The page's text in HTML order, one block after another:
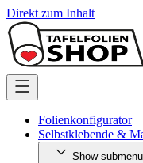
Direkt zum Inhalt
Folienkonfigurator
Selbstklebende &
Show